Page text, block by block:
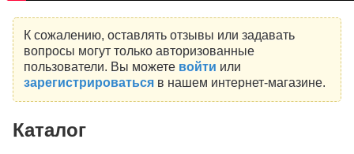
К сожалению, оставлять отзывы или задавать
вопросы могут только авторизованные
пользователи. Вы можете войти или
зарегистрироватьсяв нашем интернет-магазине.
Каталог